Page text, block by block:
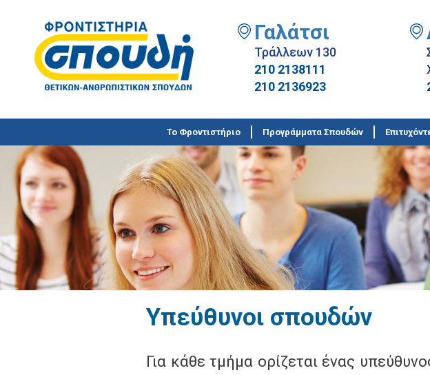
Γαλάτσι
Τράλλεων 130
210 2138111
210 2136923
Το Φροντιστήριο Προγράμματα Σπουδών
Υπεύθυνοι σπουδών
Για κάθε τμήμα ορίζεται ένας